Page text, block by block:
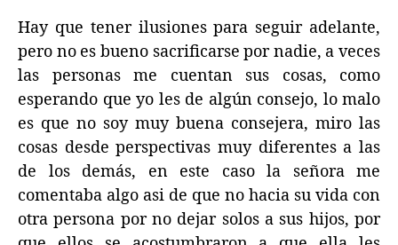
A
S
A
N
Hay que tener ilusiones para seguir adelante,
pero no es bueno sacrificarse por nadie, a veces
las personas me cuentan sus cosas, como
esperando que yo les de algún consejo, lo malo
es que no soy muy buena consejera, miro las
cosas desde perspectivas muy diferentes a las
de los demás, en este caso la señora me
comentaba algo asi de que no hacia su vida con
otra persona por no dejar solos a sus hijos, por